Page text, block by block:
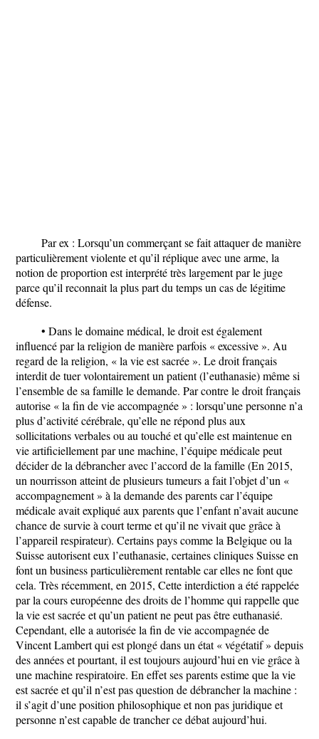
Par ex : Lorsqu’un commerçant se fait attaquer de manière
particulièrement violente et qu’il réplique avec une arme, la
notion de proportion est interprété très largement par le juge
parce qu’il reconnait la plus part du temps un cas de légitime
défense.
• Dans le domaine médical, le droit est également
influencé par la religion de manière parfois « excessive ». Au
regard de la religion, « la vie est sacrée ». Le droit français
interdit de tuer volontairement un patient (l’euthanasie) même si
l’ensemble de sa famille le demande. Par contre le droit français
autorise « la fin de vie accompagnée » : lorsqu’une personne n’a
plus d’activité cérébrale, qu’elle ne répond plus aux
sollicitations verbales ou au touché et qu’elle est maintenue en
vie artificiellement par une machine, l’équipe médicale peut
décider de la débrancher avec l’accord de la famille (En 2015,
un nourrisson atteint de plusieurs tumeurs a fait l’objet d’un «
accompagnement » à la demande des parents car l’équipe
médicale avait expliqué aux parents que l’enfant n’avait aucune
chance de survie à court terme et qu’il ne vivait que grâce à
l’appareil respirateur). Certains pays comme la Belgique ou la
Suisse autorisent eux l’euthanasie, certaines cliniques Suisse en
font un business particulièrement rentable car elles ne font que
cela. Très récemment, en 2015, Cette interdiction a été rappelée
par la cours européenne des droits de l’homme qui rappelle que
la vie est sacrée et qu’un patient ne peut pas être euthanasié.
Cependant, elle a autorisée la fin de vie accompagnée de
Vincent Lambert qui est plongé dans un état « végétatif » depuis
des années et pourtant, il est toujours aujourd’hui en vie grâce à
une machine respiratoire. En effet ses parents estime que la vie
est sacrée et qu’il n’est pas question de débrancher la machine :
il s’agit d’une position philosophique et non pas juridique et
personne n’est capable de trancher ce débat aujourd’hui.